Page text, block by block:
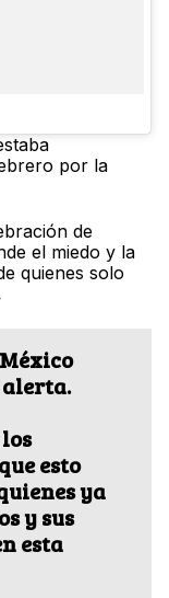
por la
de
el miedo y la
quienes solo
alerta.
esto
ya
y sus
esta